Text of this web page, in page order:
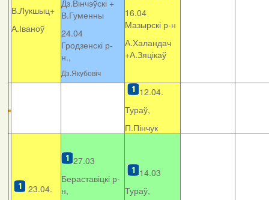
В.Лукшыц+
А.Іваноў
Дз.Вінчэўскі +
В.Гуменны
24.04
Гродзенскі р-
н.,
Дз.Якубовіч
16.04
Мазырскі р-н
А.Халандач
+А.Зяцікаў
12.04.
Тураў,
П.Пінчук
23.04.
27.03
Бераставіцкі р-
н,
14.03
Тураў,